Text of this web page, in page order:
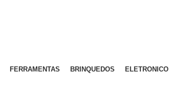
FERRAMENTAS BRINQUEDOS
ELETRONICO